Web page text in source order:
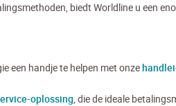
biedt Worldline u een
een handje te helpen met onze
oplossing, die de ideale